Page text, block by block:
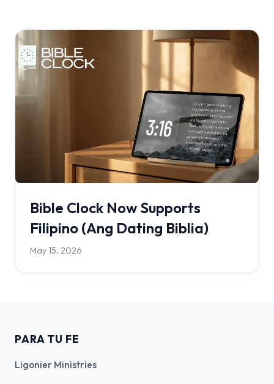
Bible Clock Now Supports
Filipino (Ang Dating Biblia)
May 15, 2026
PARA TU FE
Ligonier Ministries